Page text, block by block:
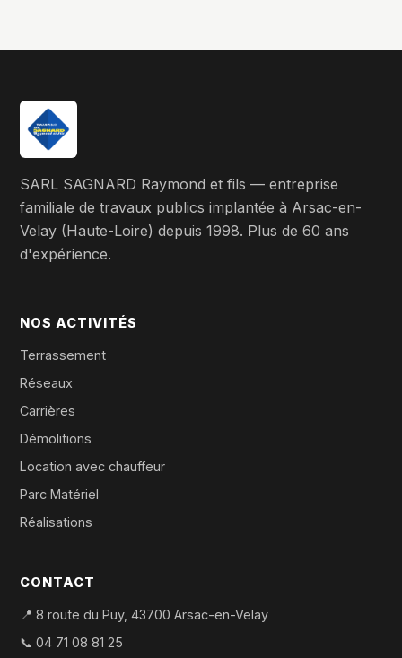
SARL SAGNARD Raymond et fils — entreprise
familiale de travaux publics implantée à Arsac-en-
Velay (Haute-Loire) depuis 1998. Plus de 60 ans
d'expérience.
NOS ACTIVITÉS
Terrassement
Réseaux
Carrières
Démolitions
Location avec chauffeur
Parc Matériel
Réalisations
CONTACT
📍 8 route du Puy, 43700 Arsac-en-Velay
📞 04 71 08 81 25